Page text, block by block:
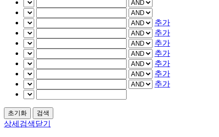
추가
추가
추가
추가
추가
추가
추가
상세검색닫기